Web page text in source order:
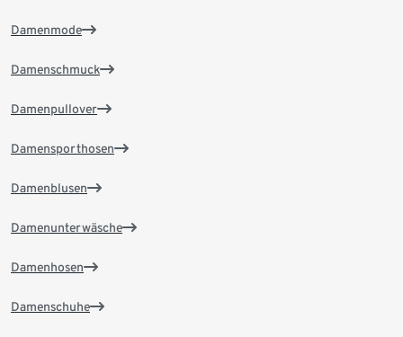
Damenmode
Damenschmuck
Damenpullover
Damensporthosen
Damenblusen
Damenunterwäsche
Damenhosen
Damenschuhe